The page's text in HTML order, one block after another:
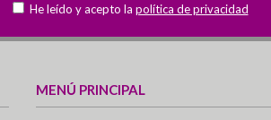
He leído y acepto la política de privacidad
MENÚ PRINCIPAL